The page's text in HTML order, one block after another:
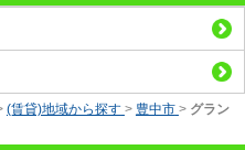
(賃貸)地域から探す > 豊中市 > グラン